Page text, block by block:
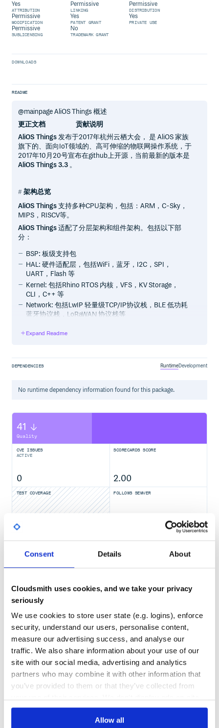
Consent Details About
Cloudsmith uses cookies, and we take your privacy
seriously
We use cookies to store user state (e.g. logins), enforce
security, understand our users, personalise content,
measure our advertising success, and analyse our
traffic. We also share information about your use of our
site with our social media, advertising and analytics
partners who may combine it with other information that
you’ve provided to them or that they’ve collected from
Allow all
Yes
ATTRIBUTION
Permissive
LINKING
Permissive
DISTRIBUTION
Permissive
MODIFICATION
Yes
PATENT GRANT
Yes
PRIVATE USE
Permissive
SUBLICENSING
No
TRADEMARK GRANT
DOWNLOADS
README
@mainpage AliOS Things 概述
更正文档
贡献说明
AliOS Things发布于2017年杭州云栖大会， 是 AliOS 家族
旗下的、面向IoT领域的、高可伸缩的物联网操作系统，于
2017年10月20号宣布在github上开源，当前最新的版本是
AliOS Things 3.3 。
架构总览
AliOS Things支持多种CPU架构，包括：ARM，C-Sky，
MIPS，RISCV等。
AliOS Things适配了分层架构和组件架构。包括以下部
分：
BSP: 板级支持包
HAL: 硬件适配层，包括WiFi，蓝牙，I2C，SPI，
UART，Flash 等
Kernel: 包括Rhino RTOS 内核，VFS，KV Storage，
CLI，C++ 等
Network: 包括LwIP 轻量级TCP/IP协议栈，BLE 低功耗
蓝牙协议栈，LoRaWAN 协议栈等
ID2，SST(Trusted Storage)，Crypto，TEE(Trusted
VFS驱动框架：设备驱动提供给组件和应用的服务接口
LinkSDK，OTA(安全差分升级)，ulog(日志服务)，
uData(传感器框架)，uDisplay(图形接口)，WiFi配网 等
所有的模块都作为组件的形式存在，通过yaml进行配置，
应用程序可以很方便的选择需要的组件。
AliOS Things 3.3新功能介绍
统一的VFS接入方式，更标准的应用开发模式
更小的系统，yaml构建方式更直观
更全面的JavaScript和MicroPython轻应用开发框架的支
持
新增蓝牙配网、Wi-Fi Camera、OLED等组件，解决方案
能直接调用
AliOS Things 3.3支持硬件
HaaS100
HaaS EDU K1
HaaS200
文档
快速上手
参考：HaaS100快速开始
参考：HaaS200快速开始
Expand Readme
DEPENDENCIES RuntimeDevelopment
No runtimedependency information found for this package.
41
Quality
CVE ISSUES
ACTIVE
0
SCORECARDS SCORE
2.00
TEST COVERAGE
No Data
FOLLOWS SEMVER
4,627
TOTAL
No No
55
Maintenance
80